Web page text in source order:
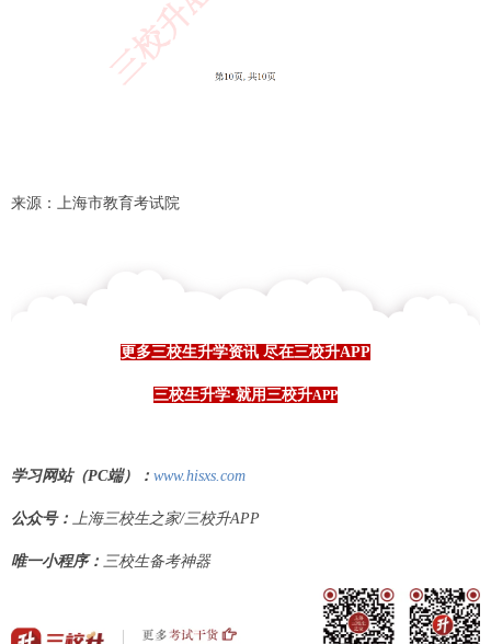
来源：上海市教育考试院
更多三校生升学资讯 尽在三校升APP
三校生升学·就用三校升APP
学习网站（PC端）： www.hisxs.com
公众号： 上海三校生之家/三校升APP
唯一小程序： 三校生备考神器